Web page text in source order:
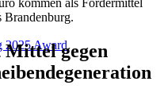
2025 Award
kommen als Fördermittel
Brandenburg.
Mittel gegen